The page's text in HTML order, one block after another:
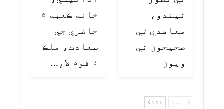
ٿيندو،
معاهدي تي
صحيحون ٿي
ويون
خانه ڪعبه ۾
حاضري جي
سعادت، ملڪ
۽ قوم لاءِ…
پچھلا اگلا